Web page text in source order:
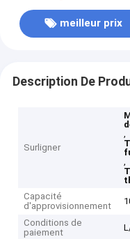
meilleur prix
Description De
Surligner
,
,
Capacité
d'approvisionnement
Conditions de
paiement